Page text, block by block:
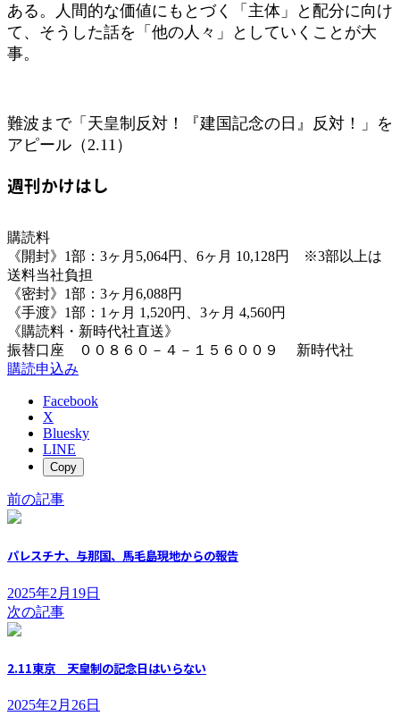
ある。人間的な価値にもとづく「主体」と配分に向け
て、そうした話を「他の人々」としていくことが大
事。
難波まで「天皇制反対！『建国記念の日』反対！」を
アピール（2.11）
週刊かけはし
購読料
《開封》1部：3ヶ月5,064円、6ヶ月 10,128円 ※3部以上は
送料当社負担
《密封》1部：3ヶ月6,088円
《手渡》1部：1ヶ月 1,520円、3ヶ月 4,560円
《購読料・新時代社直送》
振替口座 ００８６０－４－１５６００９ 新時代社
購読申込み
Facebook
X
Bluesky
LINE
Copy
前の記事
パレスチナ、与那国、馬毛島現地からの報告
2025年2月19日
次の記事
2.11東京 天皇制の記念日はいらない
2025年2月26日